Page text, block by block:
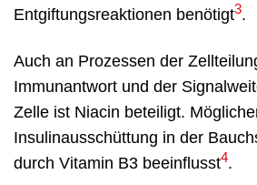
Entgiftungsreaktionen benötigt3.
Auch an Prozessen der
Immunantwort und der
Zelle ist Niacin beteiligt.
Insulinausschüttung in der
durch Vitamin B3 beeinflusst4.